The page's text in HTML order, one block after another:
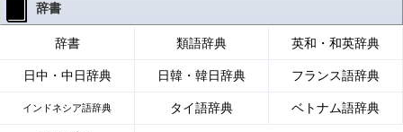
辞書
辞書 類語辞典 英和・和英辞典
日中・中日辞典 日韓・韓日辞典 フランス語辞典
インドネシア語辞典 タイ語辞典 ベトナム語辞典